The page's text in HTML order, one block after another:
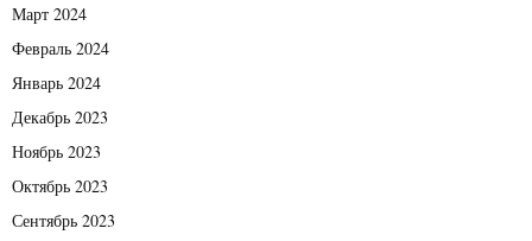
Март 2024
Февраль 2024
Январь 2024
Декабрь 2023
Ноябрь 2023
Октябрь 2023
Сентябрь 2023